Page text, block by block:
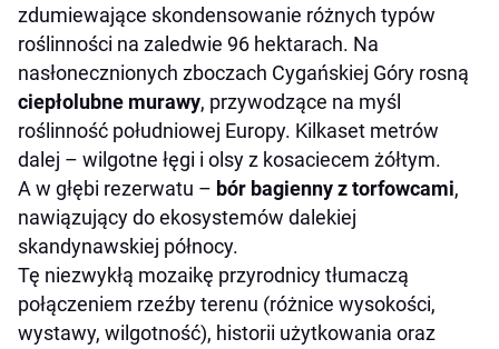
zdumiewające skondensowanie różnych typów
roślinności na zaledwie 96 hektarach. Na
nasłonecznionych zboczach Cygańskiej Góry rosną
ciepłolubne murawy, przywodzące na myśl
roślinność południowej Europy. Kilkaset metrów
dalej – wilgotne łęgi i olsy z kosaciecem żółtym.
A w głębi rezerwatu – bór bagienny z torfowcami,
nawiązujący do ekosystemów dalekiej
skandynawskiej północy.
Tę niezwykłą mozaikę przyrodnicy tłumaczą
połączeniem rzeźby terenu (różnice wysokości,
wystawy, wilgotność), historii użytkowania oraz